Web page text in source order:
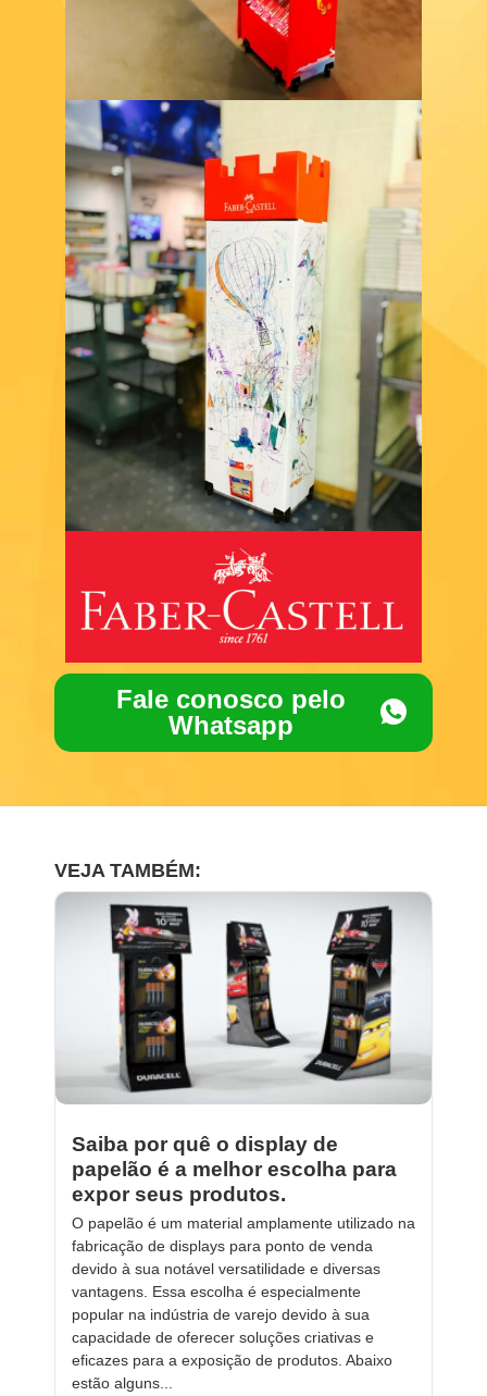
Fale conosco pelo
Whatsapp
VEJA TAMBÉM:
Saiba por quê o display de
papelão é a melhor escolha para
expor seus produtos.
O papelão é um material amplamente utilizado na
fabricação de displays para ponto de venda
devido à sua notável versatilidade e diversas
vantagens. Essa escolha é especialmente
popular na indústria de varejo devido à sua
capacidade de oferecer soluções criativas e
eficazes para a exposição de produtos. Abaixo
estão alguns...